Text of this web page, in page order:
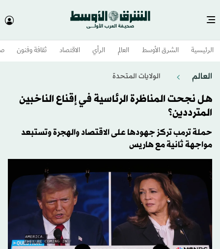
الرئيسية الشرق الأوسط​ العالم الرأي الاقتصاد ثقافة وفنون
العالم الولايات المتحدة​
هل نجحت المناظرة الرئاسية في إقناع الناخبين
المترددين؟
حملة ترمب تركز جهودها على الاقتصاد والهجرة وتستبعد
مواجهة ثانية مع هاريس